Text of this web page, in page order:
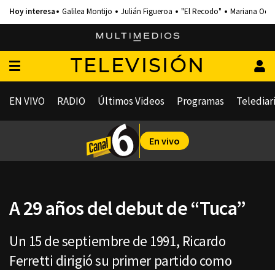
Galilea Montijo Julián Figueroa "El Recodo" Mariana
TELEVISIÓN
EN VIVO RADIO Últimos Videos Programas
En vivo
A 29 años del debut de “Tuca”
Un 15 de septiembre de 1991, Ricardo
Ferretti dirigió su primer partido como